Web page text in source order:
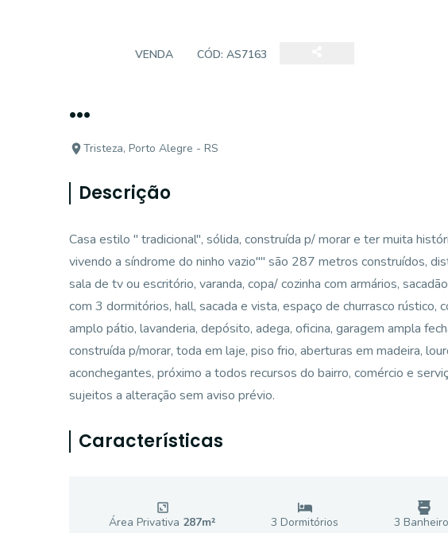
VENDA CÓD: AS7163
...
Tristeza, Porto Alegre - RS
Descrição
Casa estilo " tradicional", sólida, construída p/ morar e ter muita
vivendo a síndrome do ninho vazio"" são 287 metros construídos,
sala de tv ou escritório, varanda, copa/ cozinha com armários,
com 3 dormitórios, hall, sacada e vista, espaço de churrasco rústico,
amplo pátio, lavanderia, depósito, adega, oficina, garagem ampla
construída p/morar, toda em laje, piso frio, aberturas em madeira,
aconchegantes, próximo a todos recursos do bairro, comércio e
sujeitos a alteração sem aviso prévio.
Características
Área Privativa 287m² 3 Dormitórios 3 Banheiro